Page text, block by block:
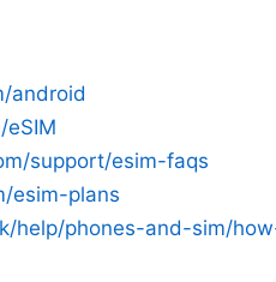
android
support/esim-faqs
esim-plans
help/phones-and-sim/